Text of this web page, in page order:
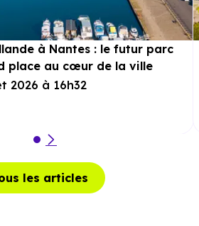
à Nantes : le futur parc
place au cœur de la ville
2026 à 16h32
les articles